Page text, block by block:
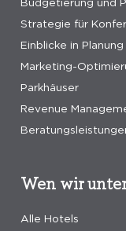
Budgetierung und
Strategie für
Einblicke in
Marketing-
Parkhäuser
Revenue
Wen wir
Alle Hotels